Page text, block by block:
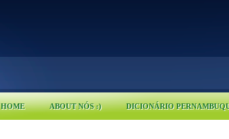
HOME ABOUT NÓS :) DICIONÁRIO